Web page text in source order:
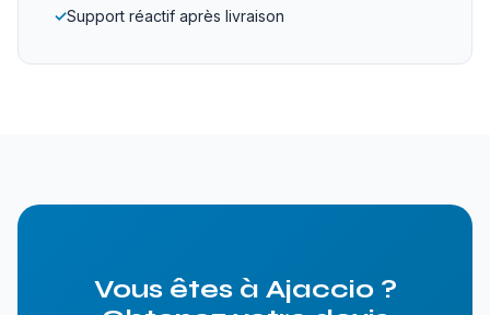
✓Support réactif après livraison
Vous êtes à Ajaccio ?